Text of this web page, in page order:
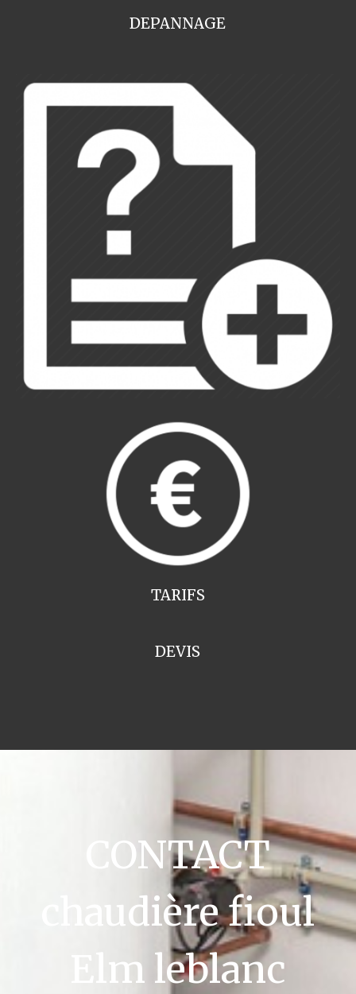
DEPANNAGE
TARIFS
DEVIS
CONTACT
chaudière fioul
Elm leblanc